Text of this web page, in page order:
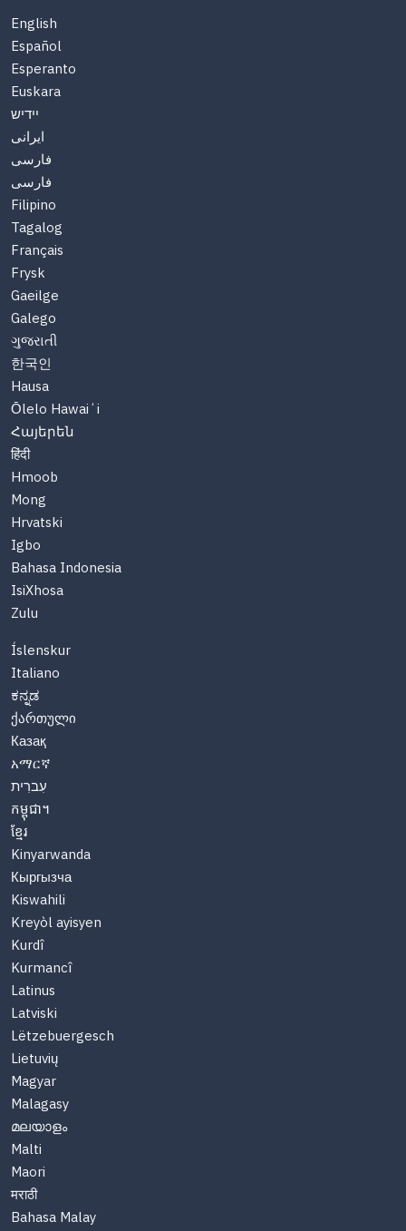
English
Español
Esperanto
Euskara
יידיש
ایرانی
فارسی
فارسی
Filipino
Tagalog
Français
Frysk
Gaeilge
Galego
ગુજરાતી
한국인
Hausa
Ōlelo Hawaiʻi
Հայերեն
हिंदी
Hmoob
Mong
Hrvatski
Igbo
Bahasa Indonesia
IsiXhosa
Zulu
Íslenskur
Italiano
ಕನ್ನಡ
ქართული
Казақ
አማርኛ
עִברִית
កម្ពុជា។
ខ្មែរ
Kinyarwanda
Кыргызча
Kiswahili
Kreyòl ayisyen
Kurdî
Kurmancî
Latinus
Latviski
Lëtzebuergesch
Lietuvių
Magyar
Malagasy
മലയാളം
Malti
Maori
मराठी
Bahasa Malay